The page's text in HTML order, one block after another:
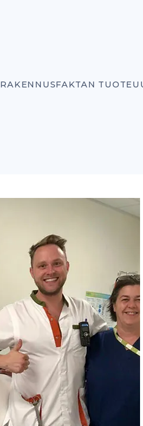
RAKENNUSFAKTAN